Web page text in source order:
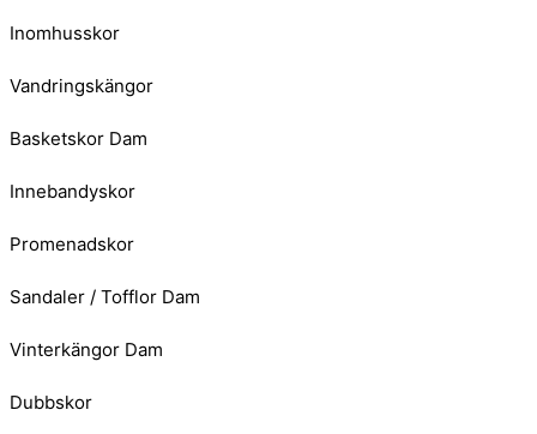
Inomhusskor
Vandringskängor
Basketskor Dam
Innebandyskor
Promenadskor
Sandaler / Tofflor Dam
Vinterkängor Dam
Dubbskor